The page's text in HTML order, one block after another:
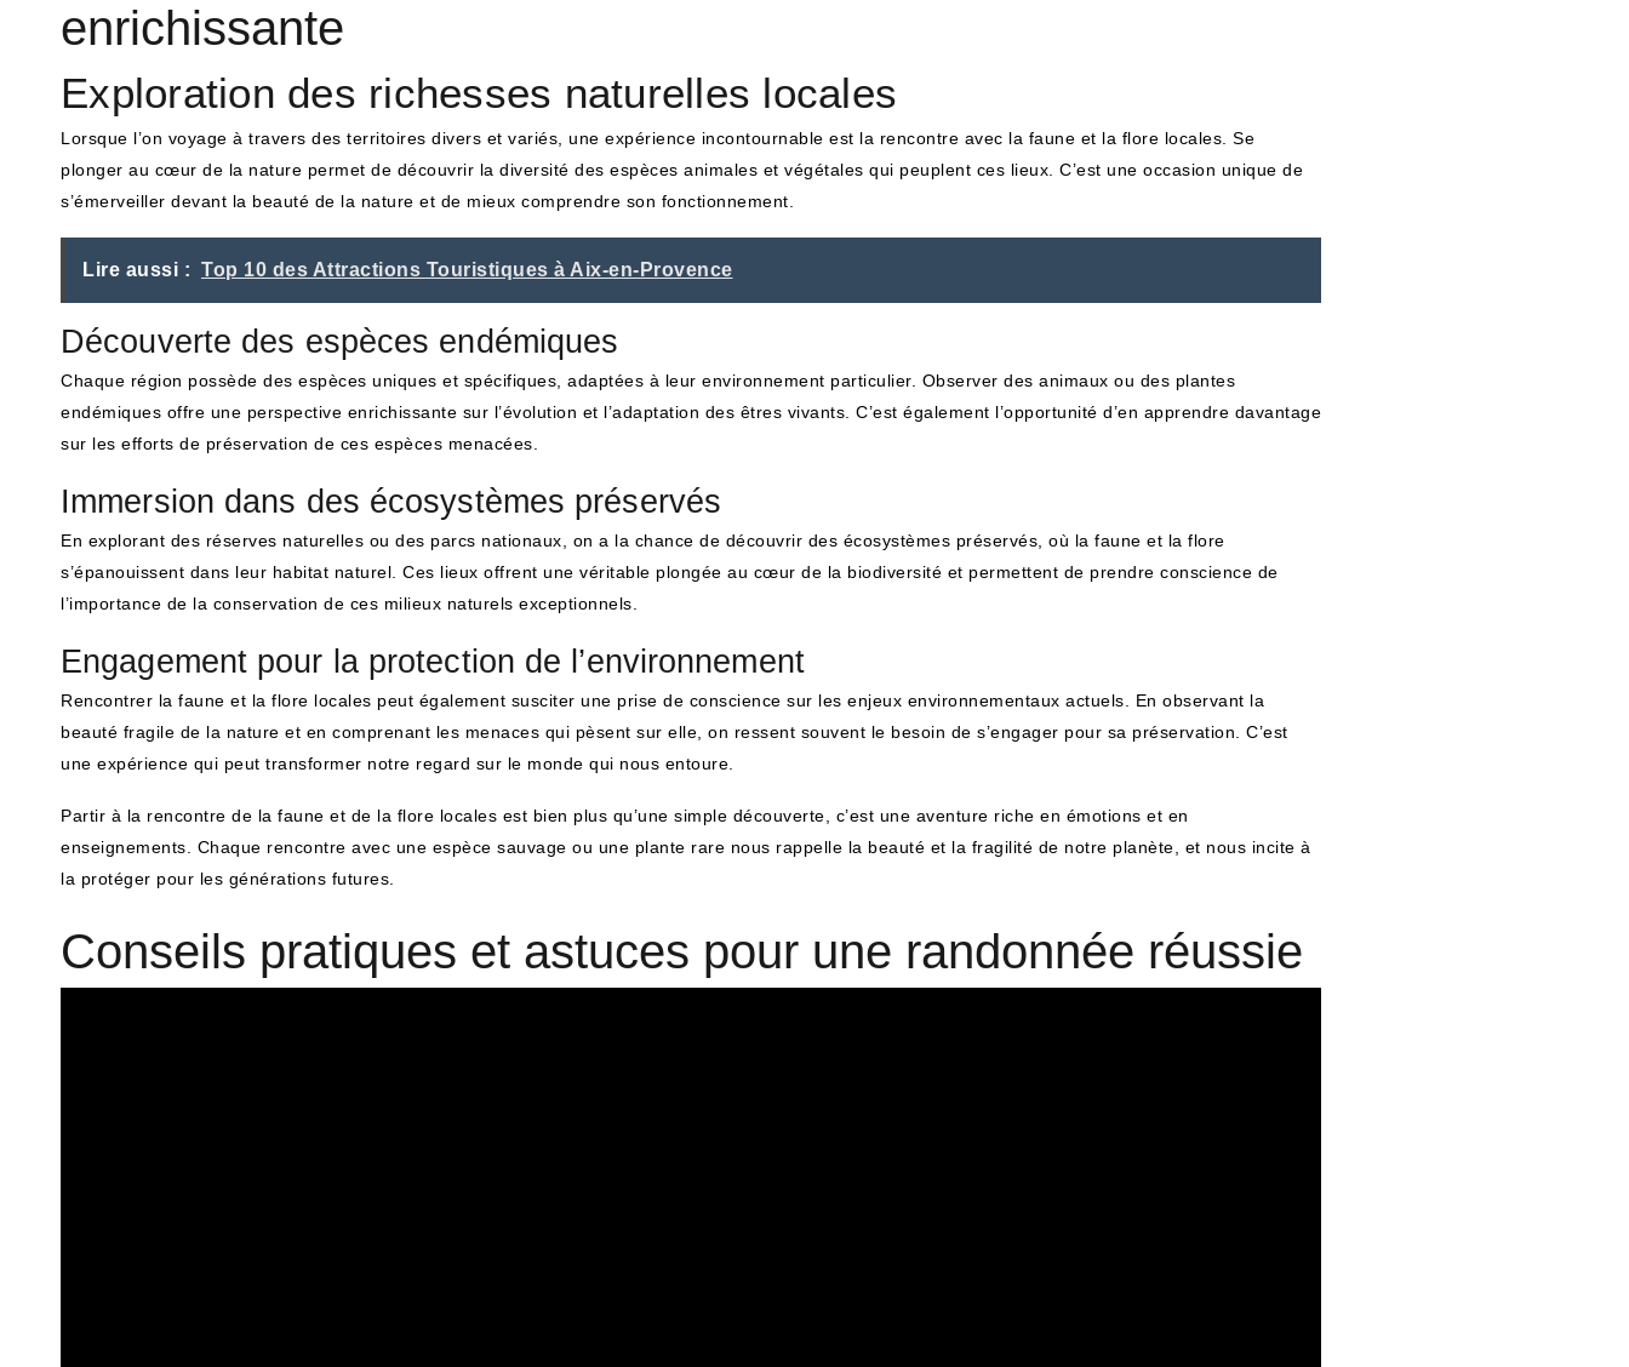
enrichissante
Exploration des richesses naturelles locales
Lorsque l’on voyage à travers des territoires divers et variés, une expérience incontournable est la rencontre avec la faune et la flore locales. Se
plonger au cœur de la nature permet de découvrir la diversité des espèces animales et végétales qui peuplent ces lieux. C’est une occasion unique de
s’émerveiller devant la beauté de la nature et de mieux comprendre son fonctionnement.
Lire aussi : Top 10 des Attractions Touristiques à Aix-en-Provence
Découverte des espèces endémiques
Chaque région possède des espèces uniques et spécifiques, adaptées à leur environnement particulier. Observer des animaux ou des plantes
endémiques offre une perspective enrichissante sur l’évolution et l’adaptation des êtres vivants. C’est également l’opportunité d’en apprendre davantage
sur les efforts de préservation de ces espèces menacées.
Immersion dans des écosystèmes préservés
En explorant des réserves naturelles ou des parcs nationaux, on a la chance de découvrir des écosystèmes préservés, où la faune et la flore
s’épanouissent dans leur habitat naturel. Ces lieux offrent une véritable plongée au cœur de la biodiversité et permettent de prendre conscience de
l’importance de la conservation de ces milieux naturels exceptionnels.
Engagement pour la protection de l’environnement
Rencontrer la faune et la flore locales peut également susciter une prise de conscience sur les enjeux environnementaux actuels. En observant la
beauté fragile de la nature et en comprenant les menaces qui pèsent sur elle, on ressent souvent le besoin de s’engager pour sa préservation. C’est
une expérience qui peut transformer notre regard sur le monde qui nous entoure.
Partir à la rencontre de la faune et de la flore locales est bien plus qu’une simple découverte, c’est une aventure riche en émotions et en
enseignements. Chaque rencontre avec une espèce sauvage ou une plante rare nous rappelle la beauté et la fragilité de notre planète, et nous incite à
la protéger pour les générations futures.
Conseils pratiques et astuces pour une randonnée réussie